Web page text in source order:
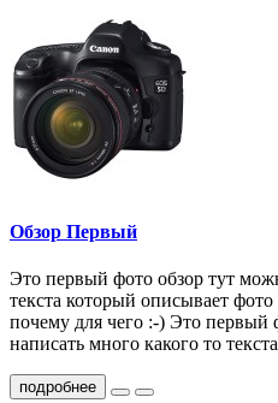
Обзор Первый
Это первый фото обзор тут
текста который описывает
почему для чего :-) Это первый
написать много какого то
подробнее